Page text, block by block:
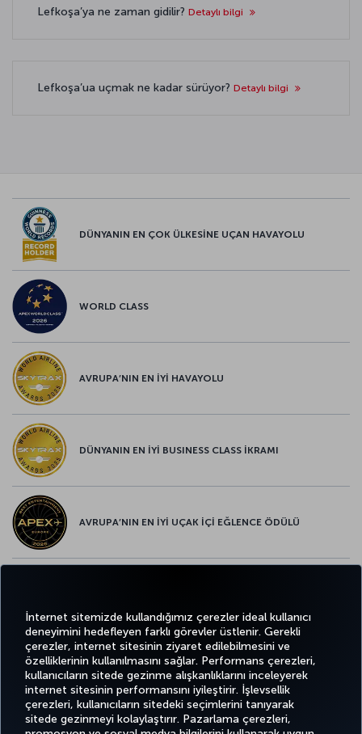
İnternet sitemizde kullandığımız çerezler ideal kullanıcı
deneyimini hedefleyen farklı görevler üstlenir. Gerekli
çerezler, internet sitesinin ziyaret edilebilmesini ve
özelliklerinin kullanılmasını sağlar. Performans çerezleri,
kullanıcıların sitede gezinme alışkanlıklarını inceleyerek
internet sitesinin performansını iyileştirir. İşlevsellik
çerezleri, kullanıcıların sitedeki seçimlerini tanıyarak
sitede gezinmeyi kolaylaştırır. Pazarlama çerezleri,
Lefkoşa’ya ne zaman gidilir? Detaylı bilgi
Lefkoşa’ua uçmak ne kadar sürüyor? Detaylı bilgi
DÜNYANIN EN ÇOK ÜLKESİNE UÇAN HAVAYOLU
WORLD CLASS
AVRUPA’NIN EN İYİ HAVAYOLU
DÜNYANIN EN İYİ BUSINESS CLASS İKRAMI
AVRUPA’NIN EN İYİ UÇAK İÇİ EĞLENCE ÖDÜLÜ
TwitterFacebook
Instagram
YoutubeLinkedIn
TiktokBlogPinterest
BİLET
AL VE
DENEYİM
FIRSATLAR
VE UÇUŞ
YARDIM MILES&SMILES